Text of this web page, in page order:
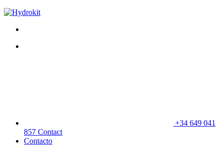
+34 649 041
857 Contact
Contacto